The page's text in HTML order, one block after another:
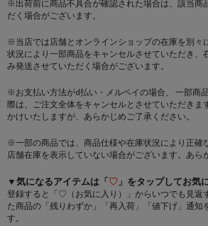
※出荷前に商品不具合が確認された場合は、該当商
だく場合がございます。
※当店では店舗とオンラインショップの在庫を別々
状況により一部商品をキャンセルさせていただき、
み発送させていただく場合がございます。
※お支払い方法がd払い・メルペイの場合、 一部商
際は、ご注文全体をキャンセルとさせていただきま
かけいたしますが、あらかじめご了承ください。
※一部の商品では、商品仕様や在庫状況により正確
店舗在庫を表示していない場合がございます。あら
▼気になるアイテムは「♡ 」をタップしてお気
登録すると「♡（お気に入り）」からいつでも見返
た商品の「残りわずか」「再入荷」「値下げ」通知
す。